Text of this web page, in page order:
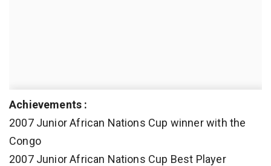
Achievements :
2007 Junior African Nations Cup winner with the
Congo
2007 Junior African Nations Cup Best Player